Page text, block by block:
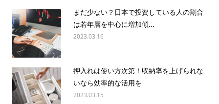
まだ少ない？日本で投資している人の割合
は若年層を中心に増加傾...
2023.03.16
押入れは使い方次第！収納率を上げられな
いなら効率的な活用を
2023.03.15